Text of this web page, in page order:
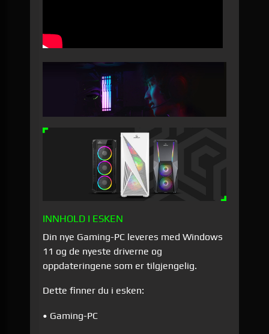
INNHOLD I ESKEN
Din nye Gaming-PC leveres med Windows
11 og de nyeste driverne og
oppdateringene som er tilgjengelig.
Dette finner du i esken:
• Gaming-PC